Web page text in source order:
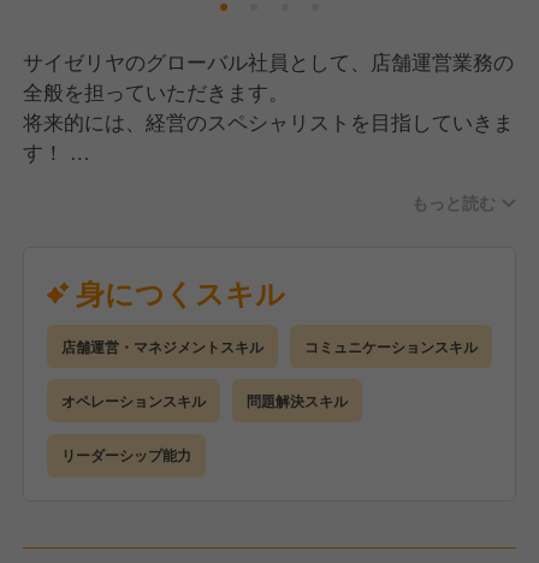
リーズナブルな価格でより良いものをお客様にお届け
するべく、日々安全と品質を追求。
多くの方に毎日食べても飽きない、健康的なイタリア
料理を楽しんでいただけるよう、今後も成長を続けて
いきます。
サイゼリヤのグローバル社員として、店舗運営業務の
全般を担っていただきます。
将来的には、経営のスペシャリストを目指していきま
す！
新人研修を経て店舗配属後、マニュアルに沿ってオペ
レーションを習得します。
接客や調理の経験を重ね、食を通して豊かさを提供す
る経営の本質を学びます。
▼入社2年目以降▼
ストアマネジャートレーニーとして、店舗運営責任者
を担います。
理などを実施します！
もっと読む
身につくスキル
店舗運営・マネジメントスキル コミュニケーションスキル
オペレーションスキル 問題解決スキル
リーダーシップ能力